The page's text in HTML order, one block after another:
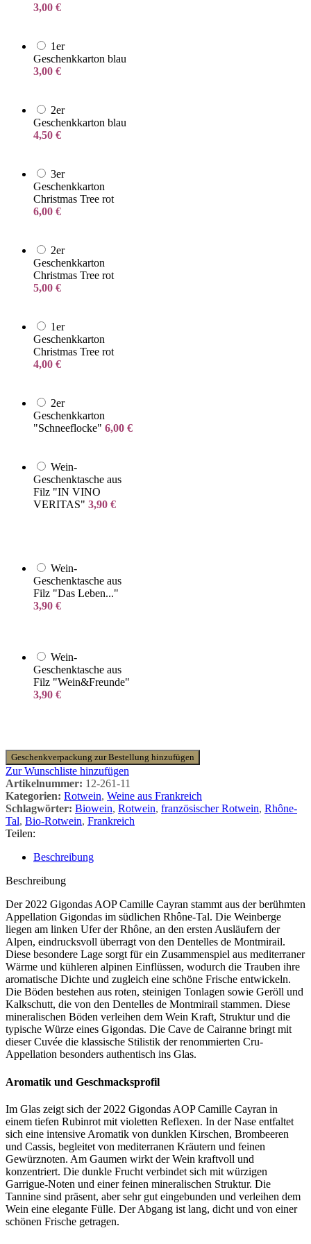
3,00 €
1er
Geschenkkarton blau
3,00 €
2er
Geschenkkarton blau
4,50 €
3er
Geschenkkarton
Christmas Tree rot
6,00 €
2er
Geschenkkarton
Christmas Tree rot
5,00 €
1er
Geschenkkarton
Christmas Tree rot
4,00 €
2er
Geschenkkarton
"Schneeflocke" 6,00 €
Wein-
Geschenktasche aus
Filz "IN VINO
VERITAS" 3,90 €
Wein-
Geschenktasche aus
Filz "Das Leben..."
3,90 €
Wein-
Geschenktasche aus
Filz "Wein&Freunde"
3,90 €
Geschenkverpackung zur Bestellung hinzufügen
Zur Wunschliste hinzufügen
Artikelnummer: 12-261-11
Kategorien: Rotwein, Weine aus Frankreich
Schlagwörter: Biowein, Rotwein, französischer Rotwein, Rhône-
Tal, Bio-Rotwein, Frankreich
Teilen:
Beschreibung
Beschreibung
Der 2022 Gigondas AOP Camille Cayran stammt aus der berühmten
Appellation Gigondas im südlichen Rhône-Tal. Die Weinberge
liegen am linken Ufer der Rhône, an den ersten Ausläufern der
Alpen, eindrucksvoll überragt von den Dentelles de Montmirail.
Diese besondere Lage sorgt für ein Zusammenspiel aus mediterraner
Wärme und kühleren alpinen Einflüssen, wodurch die Trauben ihre
aromatische Dichte und zugleich eine schöne Frische entwickeln.
Die Böden bestehen aus roten, steinigen Tonlagen sowie Geröll und
Kalkschutt, die von den Dentelles de Montmirail stammen. Diese
mineralischen Böden verleihen dem Wein Kraft, Struktur und die
typische Würze eines Gigondas. Die Cave de Cairanne bringt mit
dieser Cuvée die klassische Stilistik der renommierten Cru-
Appellation besonders authentisch ins Glas.
Aromatik und Geschmacksprofil
Im Glas zeigt sich der 2022 Gigondas AOP Camille Cayran in
einem tiefen Rubinrot mit violetten Reflexen. In der Nase entfaltet
sich eine intensive Aromatik von dunklen Kirschen, Brombeeren
und Cassis, begleitet von mediterranen Kräutern und feinen
Gewürznoten. Am Gaumen wirkt der Wein kraftvoll und
konzentriert. Die dunkle Frucht verbindet sich mit würzigen
Garrigue-Noten und einer feinen mineralischen Struktur. Die
Tannine sind präsent, aber sehr gut eingebunden und verleihen dem
Wein eine elegante Fülle. Der Abgang ist lang, dicht und von einer
schönen Frische getragen.